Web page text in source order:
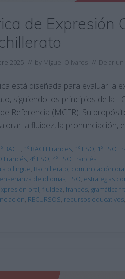
de Expresión
2025 // by Miguel Olivares // Dejar
está diseñada para evaluar la
siguiendo los principios de la
Referencia (MCER). Su
la fluidez, la
BACH, 1º BACH Frances, 1º ESO, 1º ESO
Francés, 4º ESO, 4º ESO Francés
bilingüe, Bachillerato, comunicación oral
enseñanza de idiomas, ESO, estrategias
oral, fluidez, francés, gramática
, RECURSOS, recursos educativos,